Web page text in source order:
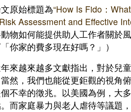
文原始標題為“How Is Fido：
Assessment and Effective
物如何能提供助人工作者關於
你家的費多現在好嗎？」）
來越來越多文獻指出，對於兒
然，我們也能從更鉅觀的視角
不幸的徵兆。以美國為例，大
而家庭暴力與老人虐待等議題